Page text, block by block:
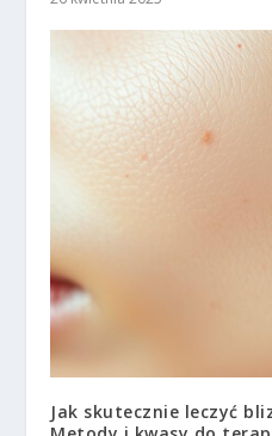
Jak skutecznie leczyć